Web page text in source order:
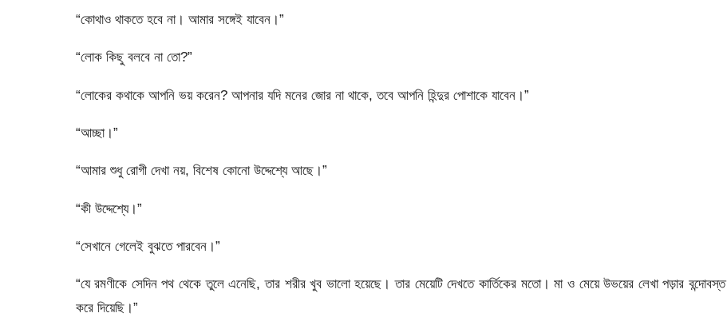
“কোথাও থাকতে হবে না। আমার সঙ্গেই যাবেন।”
“লোক কিছু বলবে না তো?”
“লোকের কথাকে আপনি ভয় করেন? আপনার যদি মনের জোর না থাকে, তবে আপনি হিন্দুর পোশাকে যাবেন।”
“আচ্ছা।”
“আমার শুধু রোগী দেখা নয়, বিশেষ কোনো উদ্দেশ্যে আছে।”
“কী উদ্দেশ্যে।”
“সেখানে গেলেই বুঝতে পারবেন।”
“যে রমণীকে সেদিন পথ থেকে তুলে এনেছি, তার শরীর খুব ভালো হয়েছে। তার মেয়েটি দেখতে কার্তিকের মতো। মা ও মেয়ে উভয়ের লেখা পড়ার বন্দোবস্ত
করে দিয়েছি।”